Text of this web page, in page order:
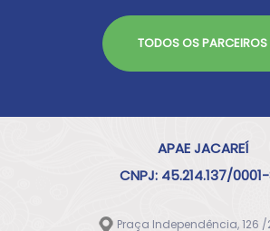
TODOS OS PARCEIROS
APAE JACAREÍ
CNPJ: 45.214.137/
Praça Independência, 126 /